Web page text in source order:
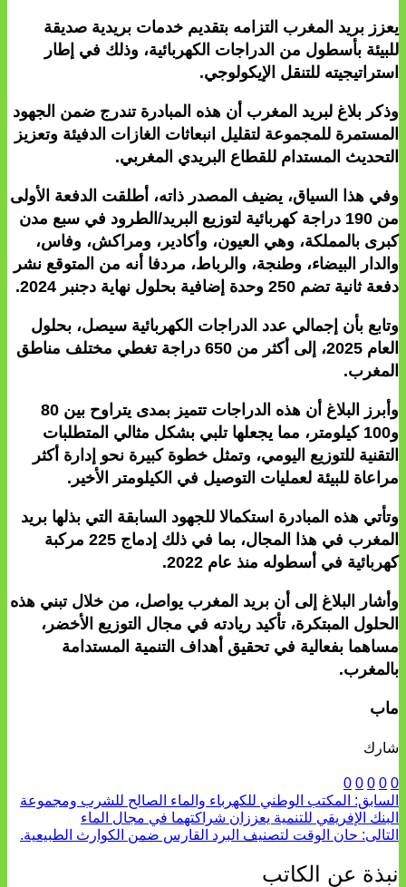
يعزز بريد المغرب التزامه بتقديم خدمات بريدية صديقة
للبيئة بأسطول من الدراجات الكهربائية، وذلك في إطار
استراتيجيته للتنقل الإيكولوجي.
وذكر بلاغ لبريد المغرب أن هذه المبادرة تندرج ضمن الجهود
المستمرة للمجموعة لتقليل انبعاثات الغازات الدفيئة وتعزيز
التحديث المستدام للقطاع البريدي المغربي.
وفي هذا السياق، يضيف المصدر ذاته، أطلقت الدفعة الأولى
من 190 دراجة كهربائية لتوزيع البريد/الطرود في سبع مدن
كبرى بالمملكة، وهي العيون، وأكادير، ومراكش، وفاس،
والدار البيضاء، وطنجة، والرباط، مردفا أنه من المتوقع نشر
دفعة ثانية تضم 250 وحدة إضافية بحلول نهاية دجنبر 2024.
وتابع بأن إجمالي عدد الدراجات الكهربائية سيصل، بحلول
العام 2025، إلى أكثر من 650 دراجة تغطي مختلف مناطق
المغرب.
وأبرز البلاغ أن هذه الدراجات تتميز بمدى يتراوح بين 80
و100 كيلومتر، مما يجعلها تلبي بشكل مثالي المتطلبات
التقنية للتوزيع اليومي، وتمثل خطوة كبيرة نحو إدارة أكثر
مراعاة للبيئة لعمليات التوصيل في الكيلومتر الأخير.
وتأتي هذه المبادرة استكمالا للجهود السابقة التي بذلها بريد
المغرب في هذا المجال، بما في ذلك إدماج 225 مركبة
كهربائية في أسطوله منذ عام 2022.
وأشار البلاغ إلى أن بريد المغرب يواصل، من خلال تبني هذه
الحلول المبتكرة، تأكيد ريادته في مجال التوزيع الأخضر،
مساهما بفعالية في تحقيق أهداف التنمية المستدامة
بالمغرب.
ماب
شارك
0
0
0
0
0
السابق: المكتب الوطني للكهرباء والماء الصالح للشرب ومجموعة
البنك الإفريقي للتنمية يعززان شراكتهما في مجال الماء
التالى: حان الوقت لتصنيف البرد القارس ضمن الكوارث الطبيعية.
نبذة عن الكاتب